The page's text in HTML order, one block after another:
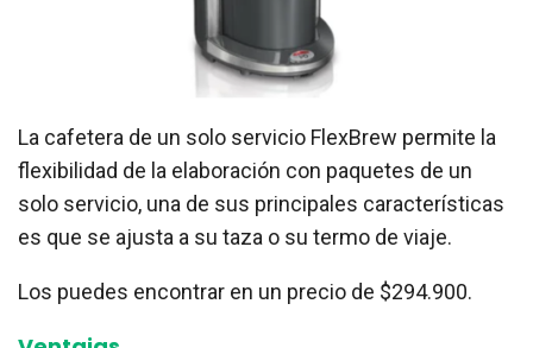
La cafetera de un solo servicio FlexBrew permite la
flexibilidad de la elaboración con paquetes de un
solo servicio, una de sus principales características
es que se ajusta a su taza o su termo de viaje.
Los puedes encontrar en un precio de $294.900.